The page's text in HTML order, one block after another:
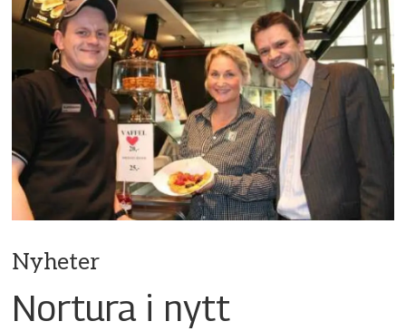
Nyheter
Nortura i nytt